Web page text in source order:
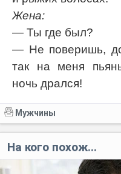
Жена:
— Ты где был?
— Не поверишь,
так на меня
ночь дрался!
Мужчины
На кого похож...